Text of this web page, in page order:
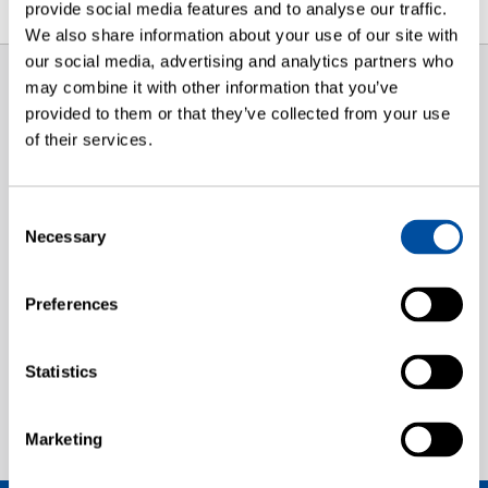
provide social media features and to analyse our traffic.
We also share information about your use of our site with
our social media, advertising and analytics partners who
may combine it with other information that you’ve
provided to them or that they’ve collected from your use
of their services.
Selection
Necessary
Preferences
Statistics
Marketing